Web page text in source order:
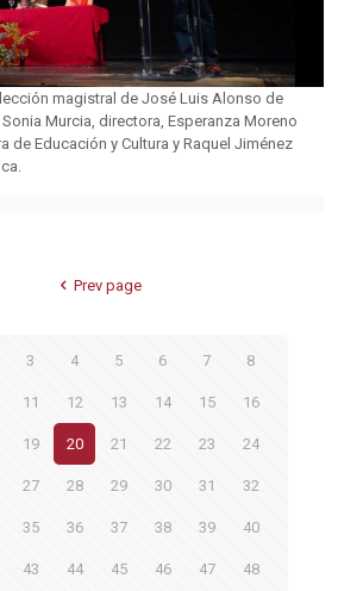
magistral de José Luis Alonso de
Murcia, directora, Esperanza Moreno
de Educación y Cultura y Raquel Jiménez
Prev page
3 4 5 6 7 8
11 12 13 14 15 16
19 20 21 22 23 24
27 28 29 30 31 32
35 36 37 38 39 40
43 44 45 46 47 48